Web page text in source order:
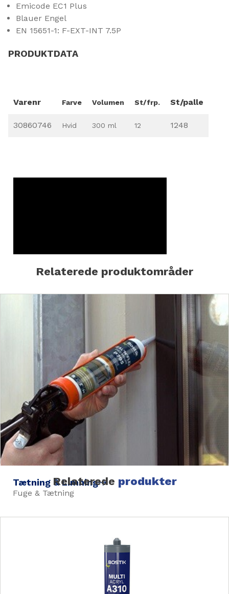
Emicode EC1 Plus
Blauer Engel
EN 15651-1: F-EXT-INT 7.5P
PRODUKTDATA
Varenr Farve Volumen St/frp. St/palle
30860746 Hvid 300 ml 12 1248
Relaterede produktområder
Tætning & Limning
Fuge & Tætning
Relaterede produkter